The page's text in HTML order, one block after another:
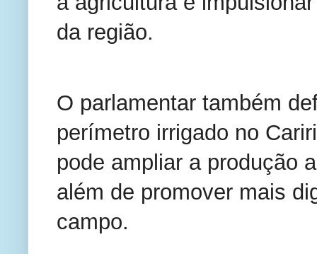
da região.
O parlamentar também
perímetro irrigado no
pode ampliar a produção
além de promover mais
campo.